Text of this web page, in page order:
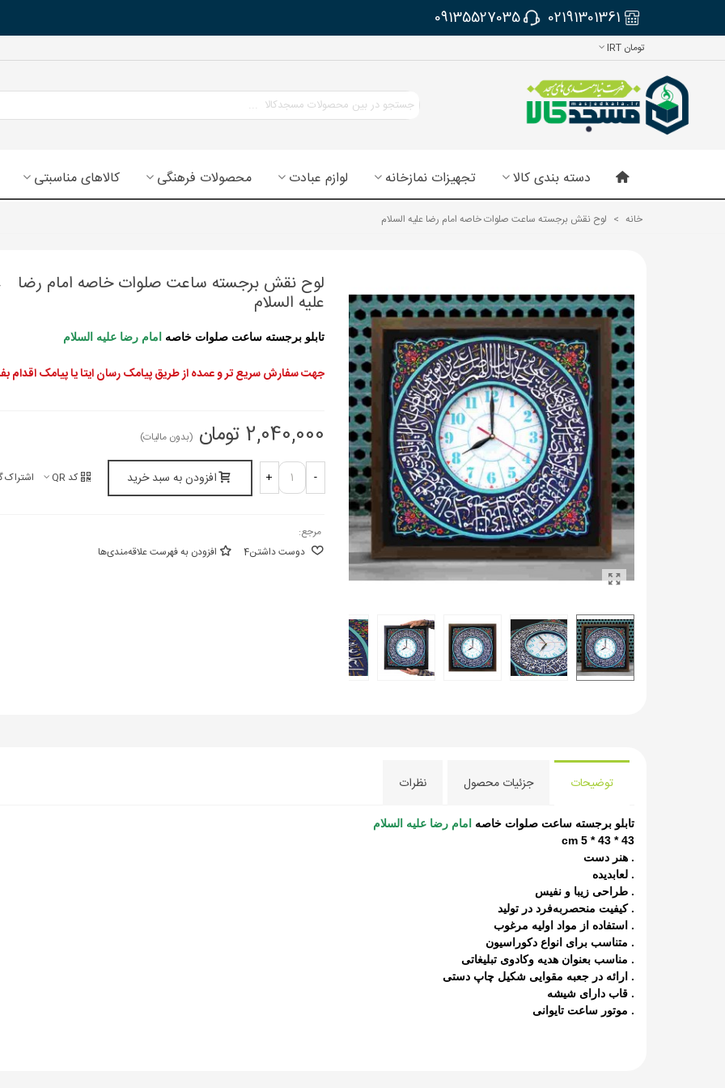
02191301361
09135527035
تومان IRT
دسته بندی کالا تجهیزات نمازخانه لوازم عبادت محصولات فرهنگی کالاهای مناسبتی
خانه > لوح نقش برجسته ساعت صلوات خاصه امام رضا علیه السلام
لوح نقش برجسته ساعت صلوات خاصه امام رضا
علیه السلام
تابلو برجسته ساعت صلوات خاصه امام رضا علیه السلام
جهت سفارش سریع تر و عمده از طریق پیامک رسان ایتا یا پیامک اقدام
2,040,000 تومان (بدون مالیات)
-
+ افزودن به سبد خرید کد QR اشتراک
مرجع:
دوست داشتن4 افزودن به فهرست علاقه‌مندی‌ها
توضیحات جزئیات محصول نظرات
تابلو برجسته ساعت صلوات خاصه امام رضا علیه السلام
43 * 43 * 5 cm
. هنر دست
. لعابدیده
. طراحی زیبا و نفیس
. کیفیت منحصربه‌فرد در تولید
. استفاده از مواد اولیه مرغوب
. متناسب برای انواع دکوراسیون
. مناسب بعنوان هدیه وکادوی تبلیغاتی
. ارائه در جعبه مقوایی شکیل چاپ دستی
. قاب دارای شیشه
. موتور ساعت تایوانی